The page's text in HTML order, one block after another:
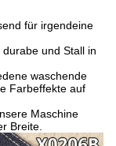
für irgendeine
und Stall in
waschende
Farbeffekte auf
Maschine
Breite.